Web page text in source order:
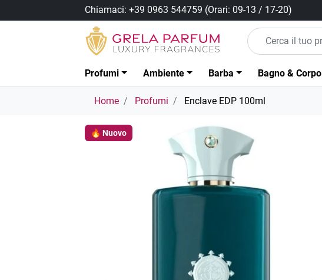
Chiamaci:+39 0963 544759 (Orari: 09-13 / 17-20)
Profumi Ambiente Barba Bagno & Corpo
Home Profumi Enclave EDP 100ml
🔥 Nuovo